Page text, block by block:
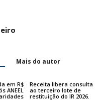
Mais do autor
em R$
ANEEL
Receita libera consulta
ao terceiro lote de
restituição do IR 2026.